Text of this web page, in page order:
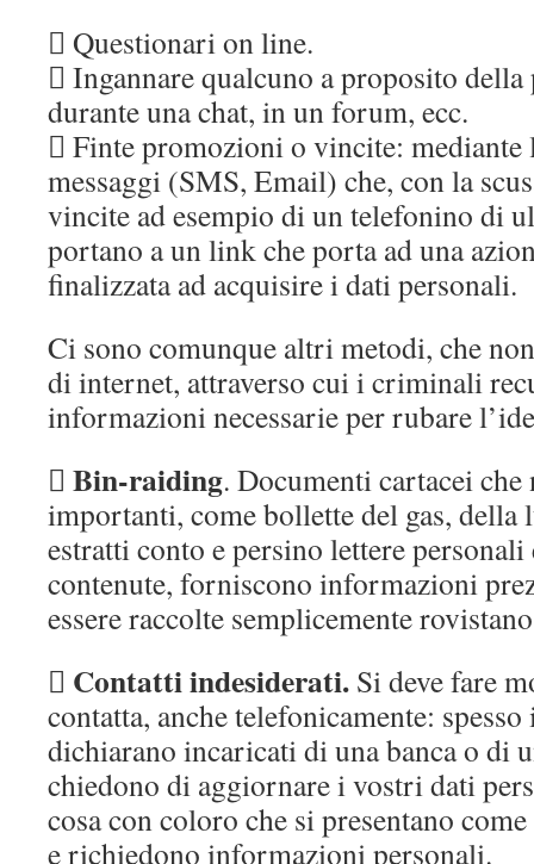
 Questionari on line.
 Ingannare qualcuno a proposito
durante una chat, in un forum, ecc.
 Finte promozioni o vincite: mediante
messaggi (SMS, Email) che, con la
vincite ad esempio di un telefonino di
portano a un link che porta ad una
finalizzata ad acquisire i dati personali.
Ci sono comunque altri metodi, che
di internet, attraverso cui i criminali
informazioni necessarie per rubare
 Bin-raiding. Documenti cartacei
importanti, come bollette del gas, della
estratti conto e persino lettere
contenute, forniscono informazioni
essere raccolte semplicemente
 Contatti indesiderati. Si deve fare
contatta, anche telefonicamente:
dichiarano incaricati di una banca o di
chiedono di aggiornare i vostri dati
cosa con coloro che si presentano
e richiedono informazioni personali.